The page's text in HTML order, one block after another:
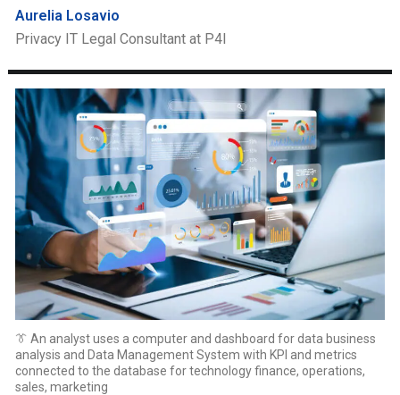
Aurelia Losavio
Privacy IT Legal Consultant at P4I
👔 An analyst uses a computer and dashboard for data business
analysis and Data Management System with KPI and metrics
connected to the database for technology finance, operations,
sales, marketing